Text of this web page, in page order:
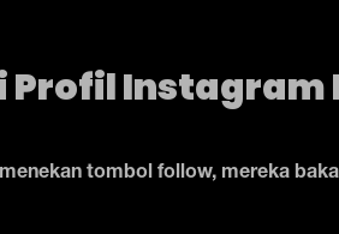
Profil Instagram
tombol follow, mereka